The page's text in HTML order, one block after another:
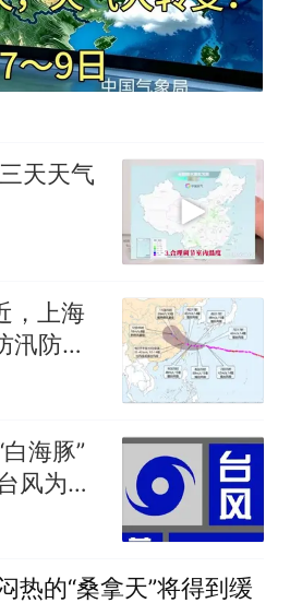
天天气
，上海
汛防台
蓝色预
海豚”
风为啥
热的“桑拿天”将得到缓